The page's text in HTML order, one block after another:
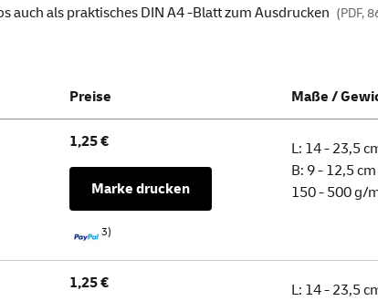
auch als praktisches DIN A4 -Blatt zum Ausdrucken (PDF,
Preise Maße /
1,25 €
Marke drucken
3)
L: 14 - 23,5
B: 9 - 12,5 cm
150 - 500 g/
1,25 € L: 14 - 23,5